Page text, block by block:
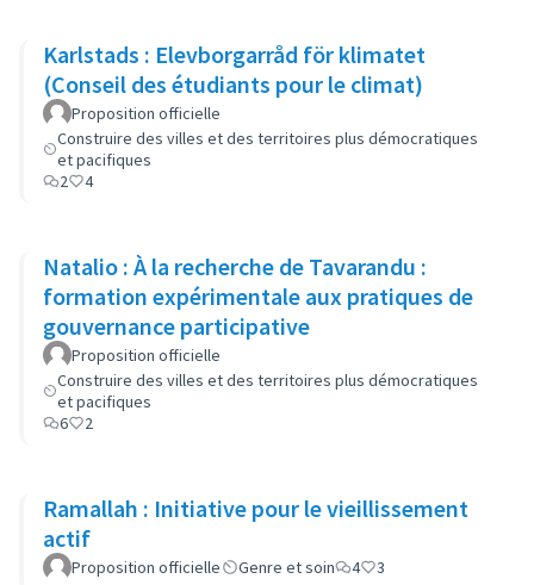
Karlstads : Elevborgarråd för klimatet
(Conseil des étudiants pour le climat)
Proposition officielle
Construire des villes et des territoires plus démocratiques
et pacifiques
2
4
Natalio : À la recherche de Tavarandu :
formation expérimentale aux pratiques de
gouvernance participative
Proposition officielle
Construire des villes et des territoires plus démocratiques
et pacifiques
6
2
Ramallah : Initiative pour le vieillissement
actif
Proposition officielle Genre et soin 4 3